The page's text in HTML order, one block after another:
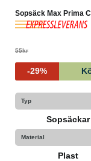
Sopsäck Max Prima
55kr
-29%
Typ
Sopsäckar
Material
Plast